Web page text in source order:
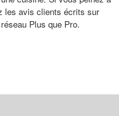
les avis clients écrits sur
Plus que Pro.